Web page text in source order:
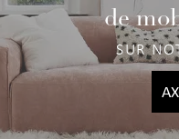
de
SUR